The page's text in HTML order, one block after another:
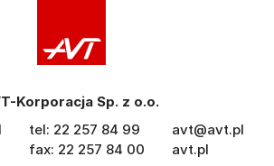
Korporacja Sp. z o.o.
tel: 22 257 84 99
fax: 22 257 84 00
avt@avt.pl
avt.pl